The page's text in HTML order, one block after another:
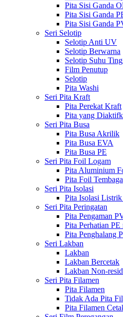
Pita Sisi Ganda
Pita Sisi Ganda
Pita Sisi Ganda
Seri Selotip
Selotip Anti UV
Selotip Berwarna
Selotip Suhu
Film Penutup
Selotip
Pita Washi
Seri Pita Kraft
Pita Perekat Kraft
Pita yang
Seri Pita Busa
Pita Busa Akrilik
Pita Busa EVA
Pita Busa PE
Seri Pita Foil Logam
Pita Aluminium
Pita Foil Tembaga
Seri Pita Isolasi
Pita Isolasi
Seri Pita Peringatan
Pita Pengaman
Pita Perhatian PE
Pita Penghalang
Seri Lakban
Lakban
Lakban Bercetak
Lakban Non-
Seri Pita Filamen
Pita Filamen
Tidak Ada Pita
Pita Filamen